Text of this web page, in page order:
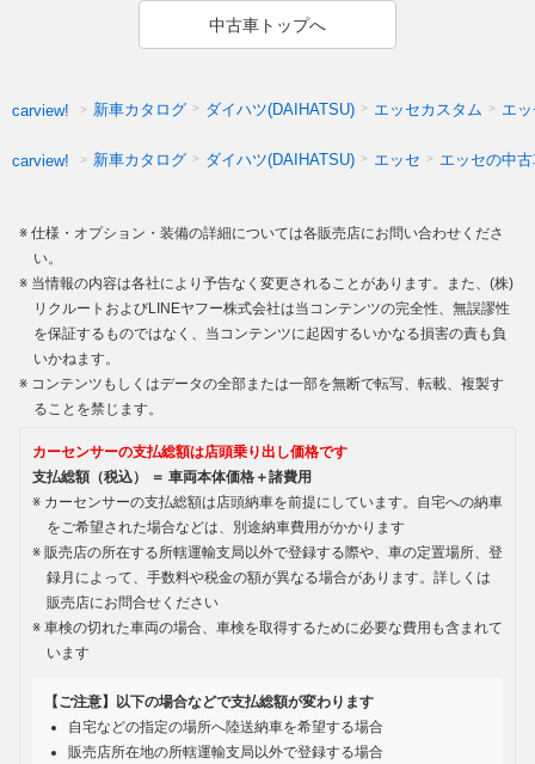
中古車トップへ
carview! 新車カタログ ダイハツ(DAIHATSU) エッセカスタム エ
carview! 新車カタログ ダイハツ(DAIHATSU) エッセ エッセの中
仕様・オプション・装備の詳細については各販売店にお問い合わせくださ
い。
当情報の内容は各社により予告なく変更されることがあります。また、(株)
リクルートおよびLINEヤフー株式会社は当コンテンツの完全性、無誤謬性
を保証するものではなく、当コンテンツに起因するいかなる損害の責も負
いかねます。
コンテンツもしくはデータの全部または一部を無断で転写、転載、複製す
ることを禁じます。
カーセンサーの支払総額は店頭乗り出し価格です
支払総額（税込） ＝ 車両本体価格＋諸費用
カーセンサーの支払総額は店頭納車を前提にしています。自宅への納車
をご希望された場合などは、別途納車費用がかかります
販売店の所在する所轄運輸支局以外で登録する際や、車の定置場所、登
録月によって、手数料や税金の額が異なる場合があります。詳しくは
販売店にお問合せください
車検の切れた車両の場合、車検を取得するために必要な費用も含まれて
います
【ご注意】以下の場合などで支払総額が変わります
自宅などの指定の場所へ陸送納車を希望する場合
販売店所在地の所轄運輸支局以外で登録する場合